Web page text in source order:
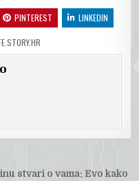
PINTEREST LINKEDIN
stvari o vama: Evo kako